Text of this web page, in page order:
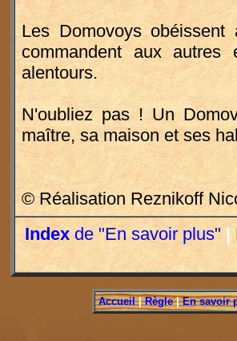
Les Domovoys
commandent aux
alentours.
N'oubliez pas ! Un
maître, sa maison et ses
© Réalisation Reznikoff
Index de "En savoir plus"|
Accueil|Règle|En savoir